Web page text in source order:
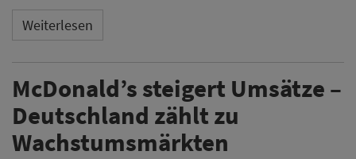
Weiterlesen
McDonald’s steigert Umsätze –
Deutschland zählt zu
Wachstumsmärkten